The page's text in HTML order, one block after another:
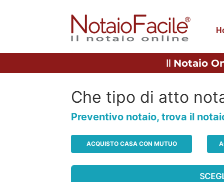
Il Notaio
Che tipo di atto
Preventivo notaio, trova il
ACQUISTO CASA CON MUTUO